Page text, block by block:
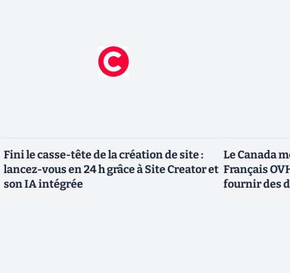
Fini le casse-tête de la création de site :
lancez-vous en 24 h grâce à Site Creator et
son IA intégrée
Le Canada
Français
fournir des